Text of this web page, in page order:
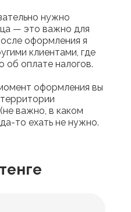
нужно
— это важно для
оформления я
клиентами, где
оплате налогов.
оформления вы
важно, в каком
то ехать не нужно.